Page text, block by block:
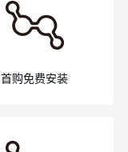
首购免费安装